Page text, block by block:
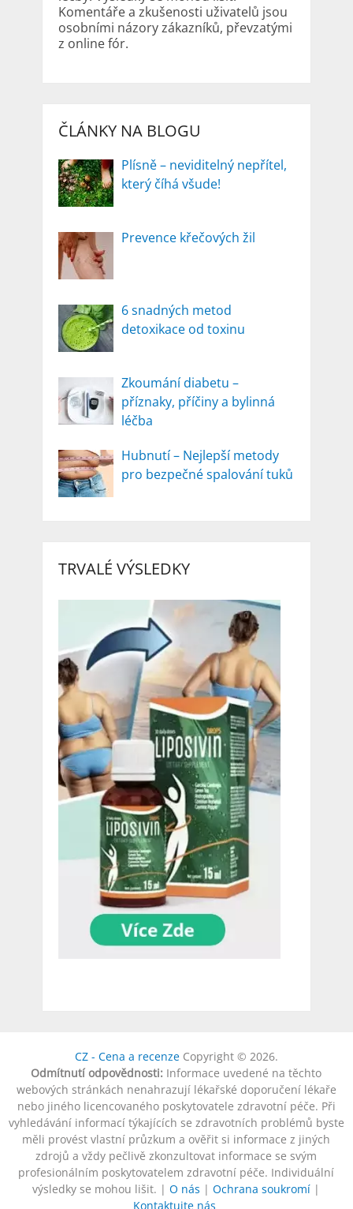
Komentáře a zkušenosti uživatelů jsou
osobními názory zákazníků, převzatými
z online fór.
ČLÁNKY NA BLOGU
Plísně – neviditelný nepřítel,
který číhá všude!
Prevence křečových žil
6 snadných metod
detoxikace od toxinu
Zkoumání diabetu –
příznaky, příčiny a bylinná
léčba
Hubnutí – Nejlepší metody
pro bezpečné spalování tuků
TRVALÉ VÝSLEDKY
CZ - Cena a recenzeCopyright © 2026.
Odmítnutí odpovědnosti: Informace uvedené na těchto
webových stránkách nenahrazují lékařské doporučení lékaře
nebo jiného licencovaného poskytovatele zdravotní péče. Při
vyhledávání informací týkajících se zdravotních problémů byste
měli provést vlastní průzkum a ověřit si informace z jiných
zdrojů a vždy pečlivě zkonzultovat informace se svým
profesionálním poskytovatelem zdravotní péče. Individuální
výsledky se mohou lišit. |O nás |Ochrana soukromí |
Kontaktujte nás